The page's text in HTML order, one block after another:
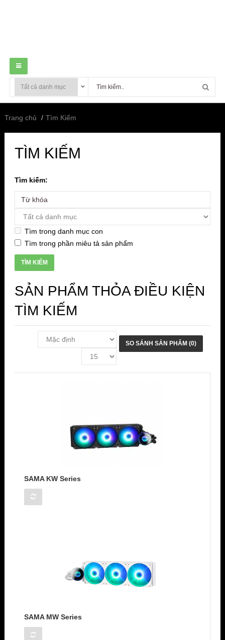
Trang chủ Tìm Kiếm
TÌM KIẾM
Tìm kiếm:
Tìm trong danh mục con
Tìm trong phần miêu tả sản phẩm
SẢN PHẨM THỎA ĐIỀU KIỆN
TÌM KIẾM
SO SÁNH SẢN PHẨM (0)
SAMA KW Series
SAMA MW Series